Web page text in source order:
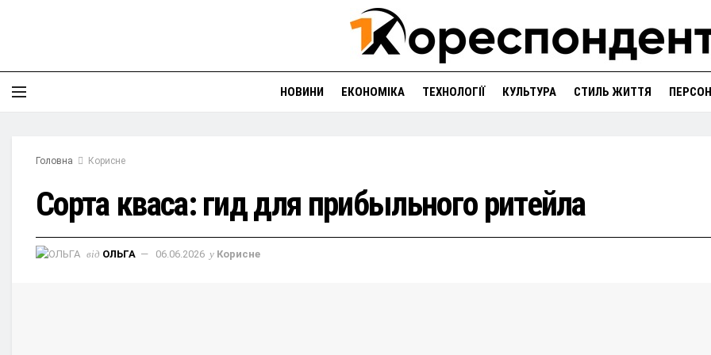
НОВИНИ ЕКОНОМІКА ТЕХНОЛОГІЇ КУЛЬТУРА СТИЛЬ ЖИТТЯ
Головна Корисне
Сорта кваса: гид для прибыльного ритейла
від ОЛЬГА 06.06.2026 у Корисне